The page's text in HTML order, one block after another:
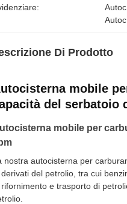
Di Prodotto
mobile
del serbatoio
mobile per
nostra autocisterna per
del petrolio, tra cui
e trasporto di